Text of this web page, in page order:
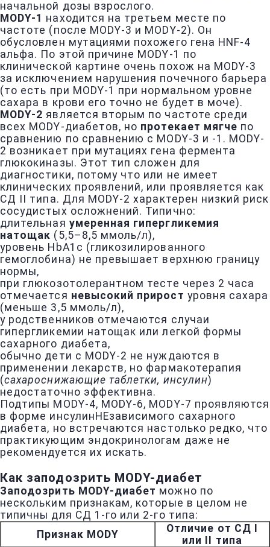
начальной дозы взрослого.
MODY-1 находится на третьем месте по
частоте (после MODY-3 и MODY-2). Он
обусловлен мутациями похожего гена HNF-4
альфа. По этой причине MODY-1 по
клинической картине очень похож на MODY-3
за исключением нарушения почечного барьера
(то есть при MODY-1 при нормальном уровне
сахара в крови его точно не будет в моче).
MODY-2 является вторым по частоте среди
всех MODY-диабетов, но протекает мягче по
сравнению по сравнению с MODY-3 и -1. MODY-
2 возникает при мутациях гена фермента
глюкокиназы. Этот тип сложен для
диагностики, потому что или не имеет
клинических проявлений, или проявляется как
СД II типа. Для MODY-2 характерен низкий риск
сосудистых осложнений. Типично:
длительная умеренная гипергликемия
натощак (5,5–8,5 ммоль/л),
уровень HbA1c (гликозилированного
гемоглобина) не превышает верхнюю границу
нормы,
при глюкозотолерантном тесте через 2 часа
отмечается невысокий прирост уровня сахара
(меньше 3,5 ммоль/л),
у родственников отмечаются случаи
гипергликемии натощак или легкой формы
сахарного диабета,
обычно дети с MODY-2 не нуждаются в
применении лекарств, но фармакотерапия
(сахароснижающие таблетки, инсулин)
недостаточно эффективна.
Подтипы MODY-4, MODY-6, MODY-7 проявляются
в форме инсулинНЕзависимого сахарного
диабета, но встречаются настолько редко, что
практикующим эндокринологам даже не
рекомендуется их искать.
Как заподозрить MODY-диабет
Заподозрить MODY-диабет можно по
нескольким признакам, которые в целом не
типичны для СД 1-го или 2-го типа:
Признак MODY
Отличие от СД I
или II типа